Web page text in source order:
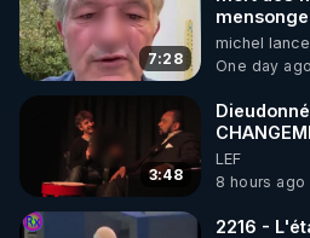
🌱 INSTAGRAM
https://www.instagram.com/
http://rgnr.li/instagram
🌱 LA NEWSLETTER
Pour ne pas rater l’actualité
7:28
michel
One day ago
3:48
LEF
8 hours ago
2216 -